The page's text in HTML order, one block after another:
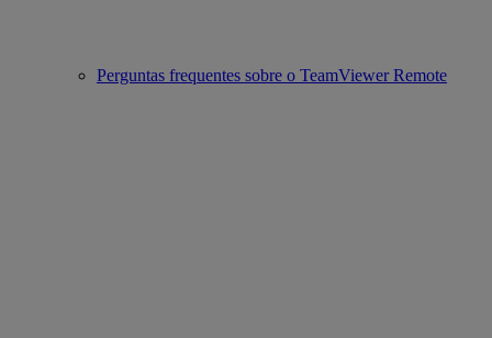
Perguntas frequentes sobre o TeamViewer Remote